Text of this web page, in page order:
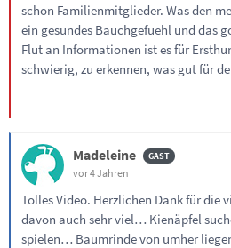
schon Familienmitglieder. Was den
ein gesundes Bauchgefuehl und das
Flut an Informationen ist es für
schwierig, zu erkennen, was gut für
Madeleine
vor 4 Jahren
Tolles Video. Herzlichen Dank für die
davon auch sehr viel… Kienäpfel
spielen… Baumrinde von umher